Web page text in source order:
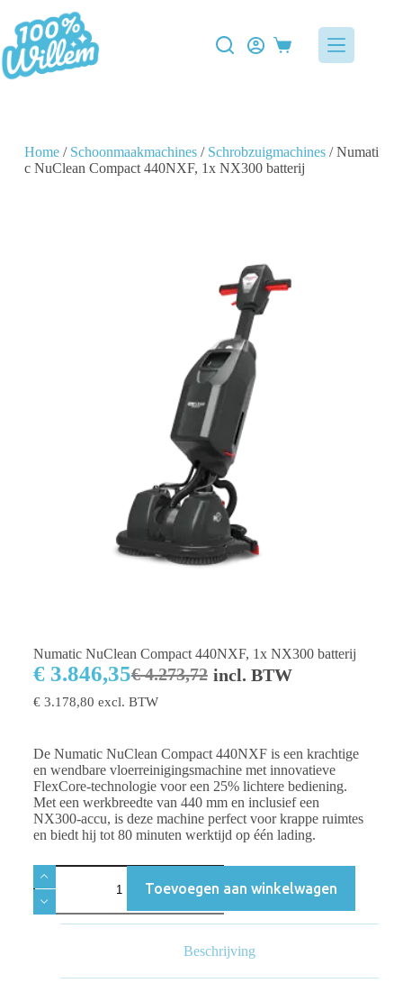
Home/ Schoonmaakmachines/ Schrobzuigmachines/ Numati
c NuClean Compact 440NXF, 1x NX300 batterij
Numatic NuClean Compact 440NXF, 1x NX300 batterij
€4.273,72
€3.846,35 incl. BTW
€3.178,80 excl. BTW
De Numatic NuClean Compact 440NXF is een krachtige
en wendbare vloerreinigingsmachine met innovatieve
FlexCore-technologie voor een 25% lichtere bediening.
Met een werkbreedte van 440 mm en inclusief een
NX300-accu, is deze machine perfect voor krappe ruimtes
en biedt hij tot 80 minuten werktijd op één lading.
Toevoegen aan winkelwagen
Beschrijving